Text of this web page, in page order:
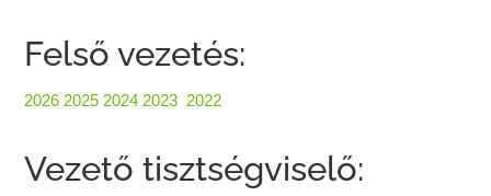
Felső vezetés:
2026 2025 2024 2023 2022
Vezető tisztségviselő: